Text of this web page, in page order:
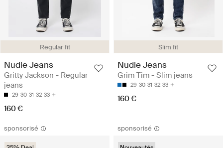
Regular fit
Nudie Jeans
Gritty Jackson - Regular
jeans
29 30 31 32 33
160 €
Slim fit
Nudie Jeans
Grim Tim - Slim jeans
29 30 31 32 33
160 €
sponsorisé sponsorisé